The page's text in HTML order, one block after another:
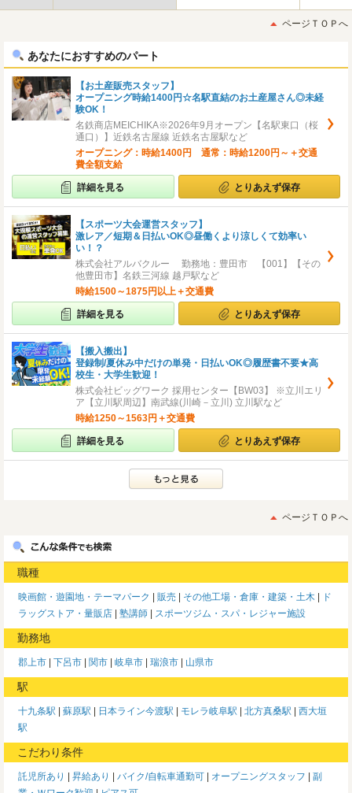
後
ページＴＯＰへ
あなたにおすすめのパート
【お土産販売スタッフ】
オープニング時給1400円☆名駅直結のお土産屋さん◎未経
験OK！
名鉄商店MEICHIKA※2026年9月オープン【名駅東口（桜
通口）】近鉄名古屋線 近鉄名古屋駅など
オープニング：時給1400円 通常：時給1200円～＋交通
費全額支給
詳細を見る とりあえず保存
【スポーツ大会運営スタッフ】
激レア／短期＆日払いOK◎昼働くより涼しくて効率い
い！？
株式会社アルバクルー 勤務地：豊田市 【001】【その
他豊田市】名鉄三河線 越戸駅など
時給1500～1875円以上＋交通費
詳細を見る とりあえず保存
【搬入搬出】
登録制/夏休み中だけの単発・日払いOK◎履歴書不要★高
校生・大学生歓迎！
株式会社ビッグワーク 採用センター【BW03】 ※立川エリ
ア【立川駅周辺】南武線(川崎－立川) 立川駅など
時給1250～1563円＋交通費
詳細を見る とりあえず保存
ページＴＯＰへ
職種
映画館・遊園地・テーマパーク 販売 その他工場・倉庫・建築・土木
ド
ラッグストア・量販店
塾講師 スポーツジム・スパ・レジャー施設
勤務地
郡上市 下呂市 関市 岐阜市 瑞浪市 山県市
駅
十九条駅 蘇原駅 日本ライン今渡駅 モレラ岐阜駅 北方真桑駅
西大垣
駅
こだわり条件
託児所あり 昇給あり バイク/自転車通勤可 オープニングスタッフ
副